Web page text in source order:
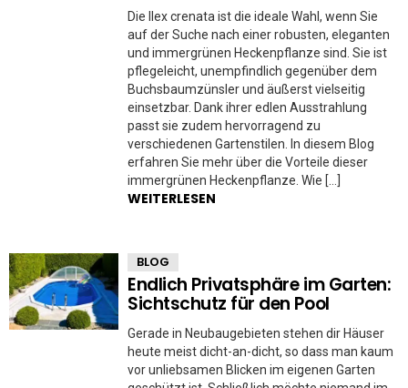
Die Ilex crenata ist die ideale Wahl, wenn Sie
auf der Suche nach einer robusten, eleganten
und immergrünen Heckenpflanze sind. Sie ist
pflegeleicht, unempfindlich gegenüber dem
Buchsbaumzünsler und äußerst vielseitig
einsetzbar. Dank ihrer edlen Ausstrahlung
passt sie zudem hervorragend zu
verschiedenen Gartenstilen. In diesem Blog
erfahren Sie mehr über die Vorteile dieser
immergrünen Heckenpflanze. Wie […]
WEITERLESEN
BLOG
Endlich Privatsphäre im Garten:
Sichtschutz für den Pool
Gerade in Neubaugebieten stehen dir Häuser
heute meist dicht-an-dicht, so dass man kaum
vor unliebsamen Blicken im eigenen Garten